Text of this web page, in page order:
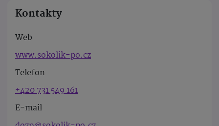
Kontakty
Web
www.sokolik-po.cz
Telefon
+420 731 549 161
E-mail